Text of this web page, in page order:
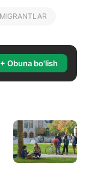
MIGRANTLAR
+ Obuna bo'lish